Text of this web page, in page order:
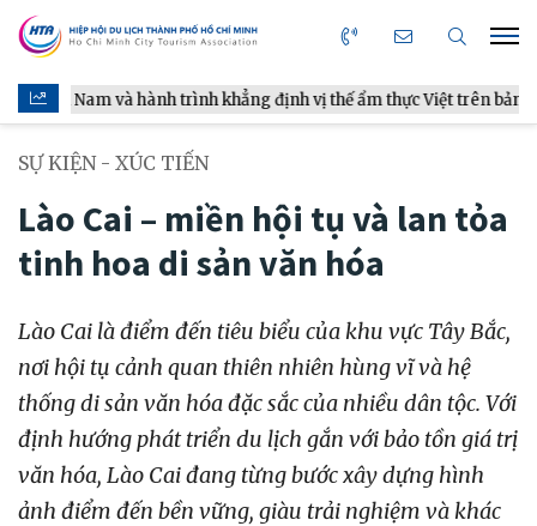
và hành trình khẳng định vị thế ẩm thực Việt trên bản đồ thế giới
SỰ KIỆN - XÚC TIẾN
Lào Cai – miền hội tụ và lan tỏa
tinh hoa di sản văn hóa
Lào Cai là điểm đến tiêu biểu của khu vực Tây Bắc,
nơi hội tụ cảnh quan thiên nhiên hùng vĩ và hệ
thống di sản văn hóa đặc sắc của nhiều dân tộc. Với
định hướng phát triển du lịch gắn với bảo tồn giá trị
văn hóa, Lào Cai đang từng bước xây dựng hình
ảnh điểm đến bền vững, giàu trải nghiệm và khác